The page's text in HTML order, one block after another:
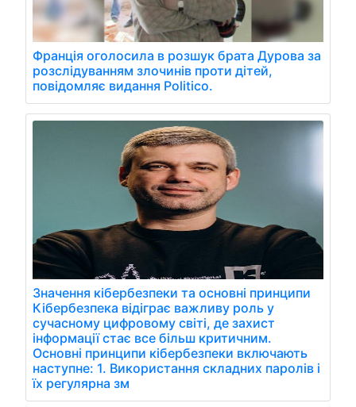
Франція оголосила в розшук брата Дурова за
розслідуванням злочинів проти дітей,
повідомляє видання Politico.
Значення кібербезпеки та основні принципи
Кібербезпека відіграє важливу роль у
сучасному цифровому світі, де захист
інформації стає все більш критичним.
Основні принципи кібербезпеки включають
наступне: 1. Використання складних паролів і
їх регулярна зм